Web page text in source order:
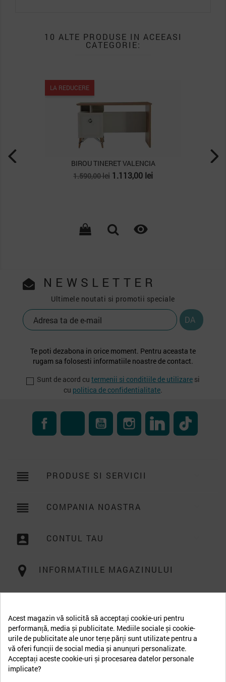
10 ALTE PRODUSE IN ACEEASI
CATEGORIE:
TINERET VALENCIA
1.113,00 lei
BIROU CU
NEWSLETTER
Ultimele noutati si promotii speciale
Te poti dezabona in orice moment. Pentru aceasta te
rugam sa folosesti informatiile noastre de contact.
Sunt de acord cu termenii si conditiile de utilizare si
cu politica de confidentialitate.
FacebookRSS YouTube InstagramLinkedIn
reorder PRODUSE SI SERVICII
reorder COMPANIA NOASTRA
account_box CONTUL TAU
INFORMATIILE MAGAZINULUI
Acest magazin vă solicită să acceptați cookie-uri pentru
performanță, media și publicitate. Mediile sociale și cookie-
urile de publicitate ale unor terțe părți sunt utilizate pentru a
vă oferi funcții de social media și anunțuri personalizate.
Acceptați aceste cookie-uri și procesarea datelor personale
implicate?